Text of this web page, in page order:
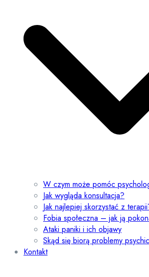
W czym może pomóc
Jak wygląda konsultacja?
Jak najlepiej skorzystać z
Fobia społeczna – jak ją
Ataki paniki i ich objawy
Skąd się biorą problemy
Kontakt